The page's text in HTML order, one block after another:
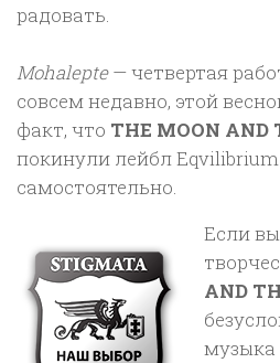
радовать.
Mohalepte— четвертая
совсем недавно, этой
факт, что THE MOON AND
покинули лейбл
самостоятельно.
Если
AND
музыка